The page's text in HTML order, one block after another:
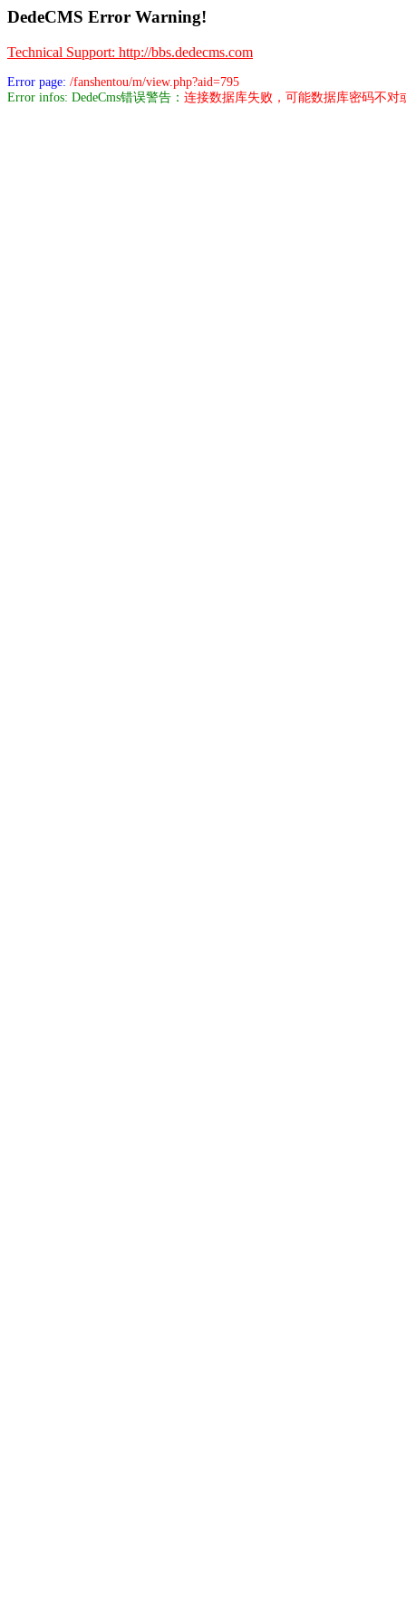
DedeCMS Error Warning!
Technical Support: http://bbs.dedecms.com
Error page: /fanshentou/m/view.php?aid=795
Error infos: DedeCms错误警告： 连接数据库失败，可能数据库密码不对